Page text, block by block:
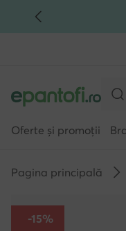
TRECI LA
Oferte și promoții
Pagina principală
-15%